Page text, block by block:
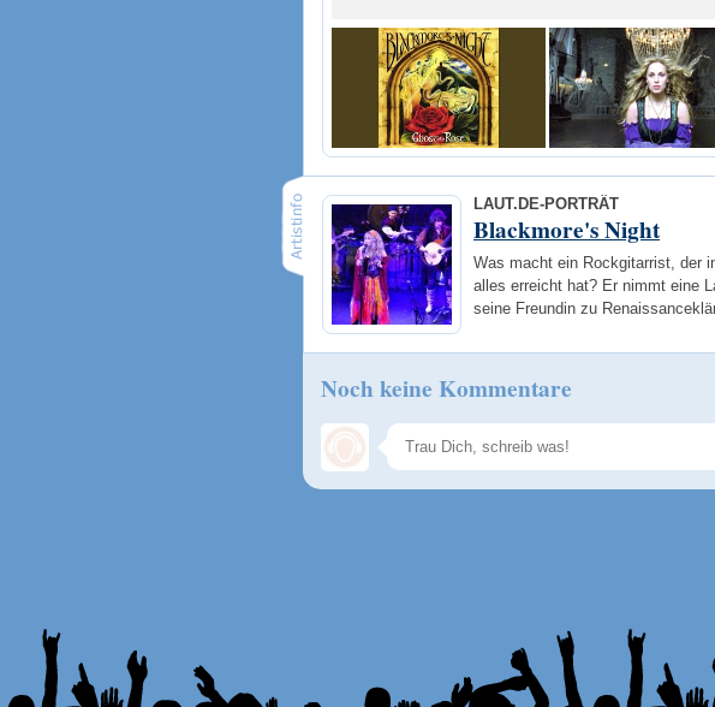
LAUT.DE-PORTRÄT
Blackmore's Night
Was macht ein Rockgitarrist, der
alles erreicht hat? Er nimmt eine
seine Freundin zu
Noch keine Kommentare